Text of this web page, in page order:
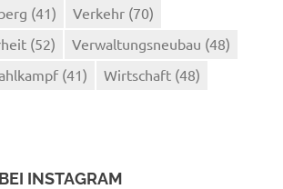
(41) Verkehr (70)
(52) Verwaltungsneubau (48)
(41) Wirtschaft (48)
INSTAGRAM